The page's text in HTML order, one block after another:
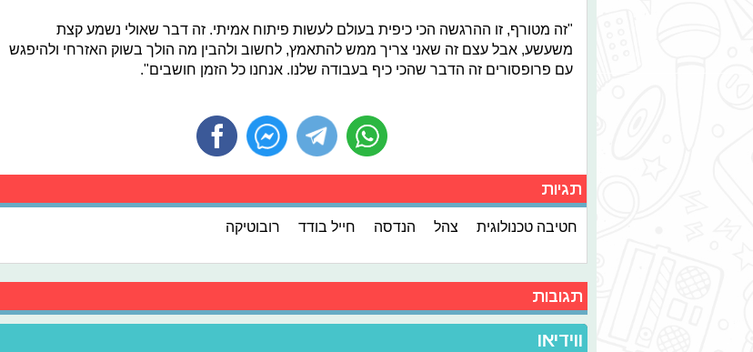
"זה מטורף, זו ההרגשה הכי כיפית בעולם לעשות פיתוח אמיתי. זה דבר שאולי נשמע קצת
משעשע, אבל עצם זה שאני צריך ממש להתאמץ, לחשוב ולהבין מה הולך בשוק האזרחי ולהיפגש
עם פרופסורים זה הדבר שהכי כיף בעבודה שלנו. אנחנו כל הזמן חושבים".
תגיות
חטיבה טכנולוגית צהל הנדסה חייל בודד רובוטיקה
תגובות
ווידיאו